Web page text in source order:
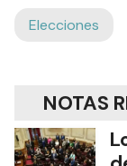
Elecciones
NOTAS